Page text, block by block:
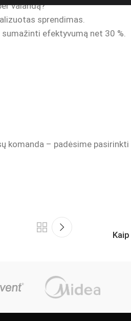
valandą?
sprendimas.
efektyvumą net 30 %.
– padėsime